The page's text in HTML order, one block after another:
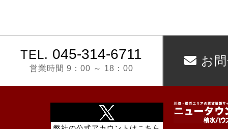
TEL. 045‐314‐6711
営業時間 9：00 ～ 18：00
お